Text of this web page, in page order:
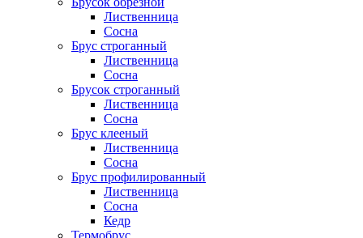
Лиственница
Сосна
Брус строганный
Лиственница
Сосна
Брусок строганный
Лиственница
Сосна
Брус клееный
Лиственница
Сосна
Брус профилированный
Лиственница
Сосна
Кедр
Термобрус